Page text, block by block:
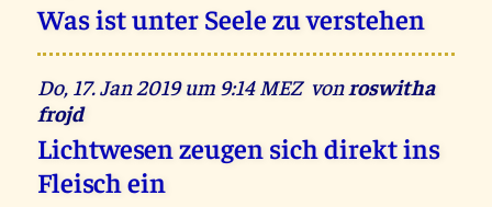
Was ist unter Seele zu verstehen
Do, 17. Jan 2019 um 9:14 MEZ vonroswitha
frojd
Lichtwesen zeugen sich direkt ins
Fleisch ein